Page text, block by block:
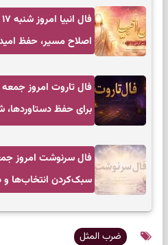
اصلاح مسیر، حفظ
برای حفظ
سبک‌کردن انتخاب‌ها و
ضرب المثل